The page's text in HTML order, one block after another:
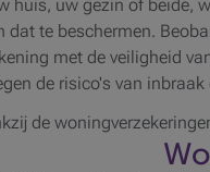
huis, uw gezin of
te beschermen.
met de veiligheid
de risico's van inbraak
de